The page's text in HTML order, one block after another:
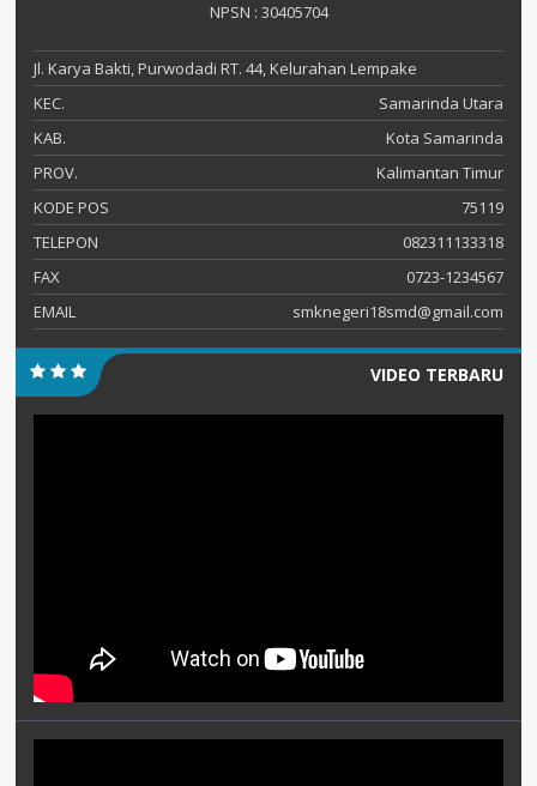
NPSN : 30405704
Jl. Karya Bakti, Purwodadi RT. 44, Kelurahan Lempake
KEC.
Samarinda Utara
KAB.
Kota Samarinda
PROV.
Kalimantan Timur
KODE POS
75119
TELEPON
082311133318
FAX
0723-1234567
EMAIL
smknegeri18smd@gmail.com
VIDEO TERBARU